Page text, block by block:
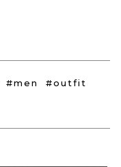
#men
#outfit